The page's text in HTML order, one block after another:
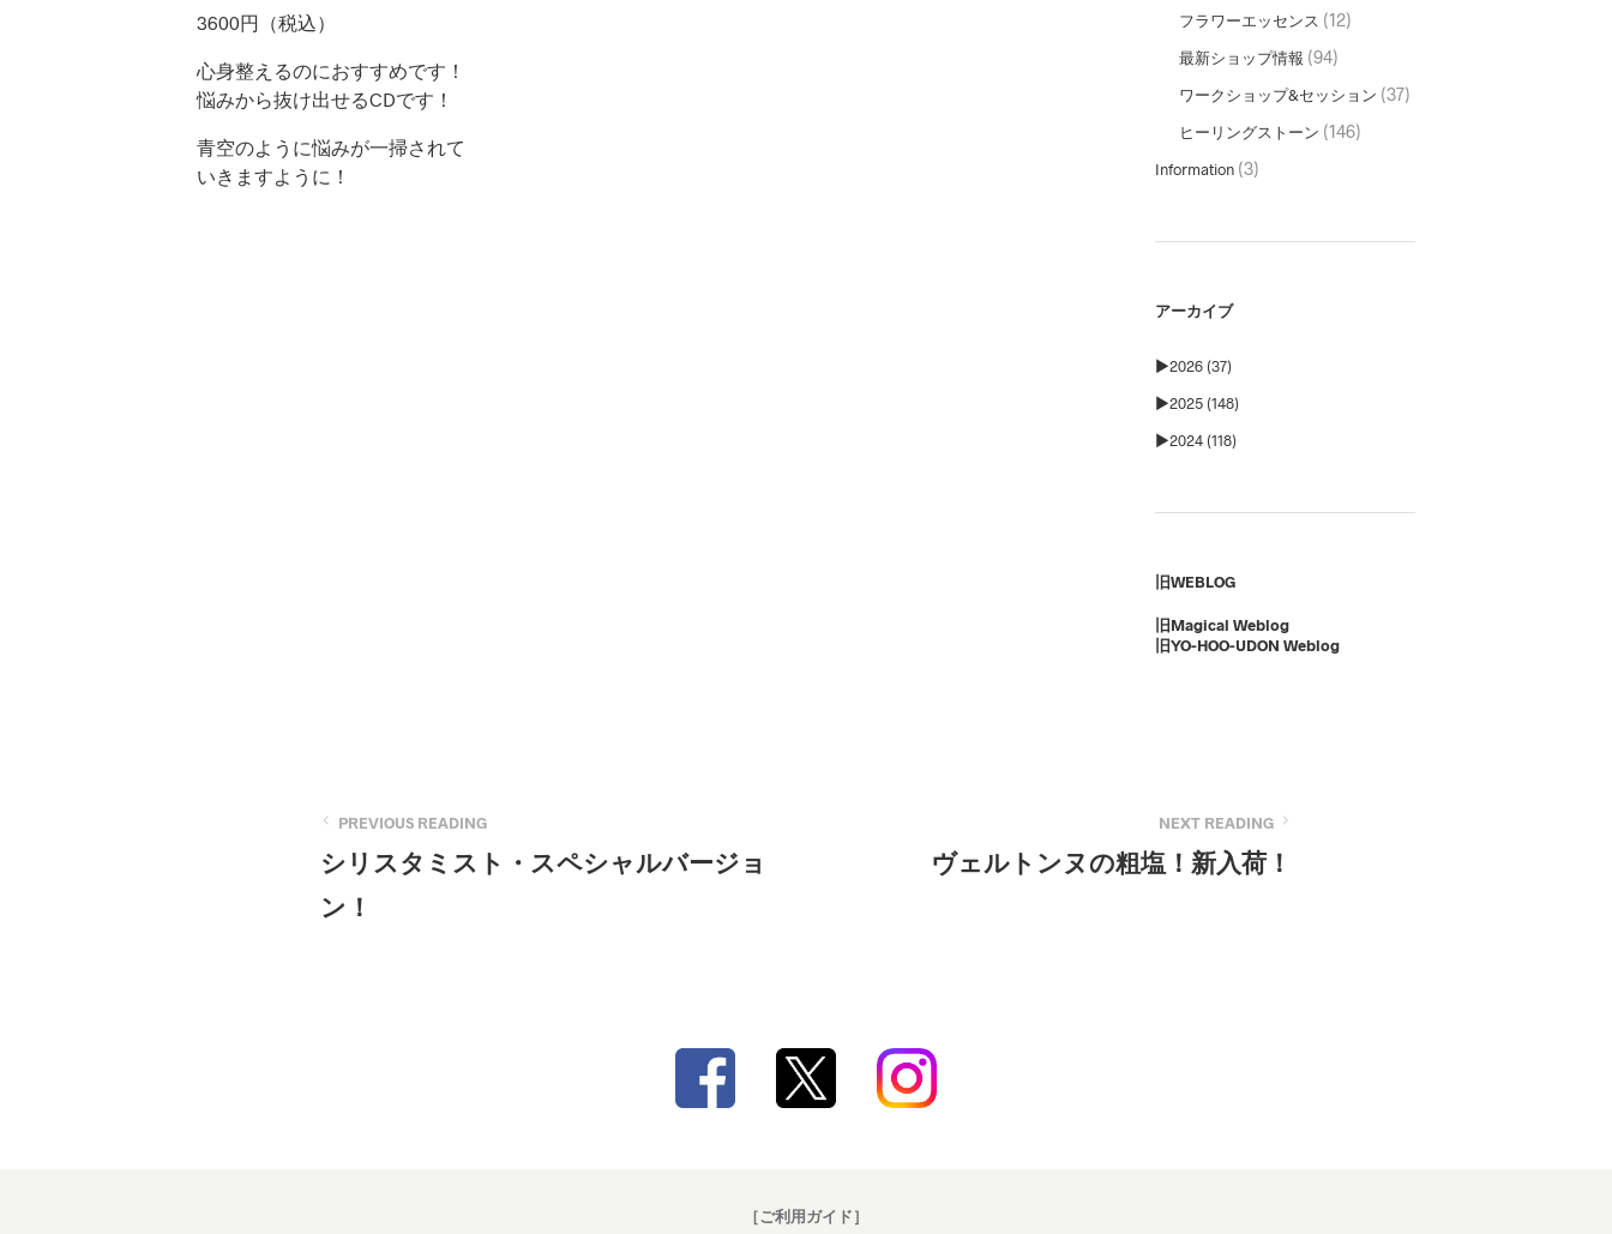
3600円（税込）
心身整えるのにおすすめです！
悩みから抜け出せるCDです！
青空のように悩みが一掃されて
いきますように！
フラワーエッセンス (12)
最新ショップ情報 (94)
ワークショップ&セッション (37)
ヒーリングストーン (146)
Information(3)
アーカイブ
►2026 (37)
►2025 (148)
►2024 (118)
旧WEBLOG
旧Magical Weblog
旧YO-HOO-UDON Weblog
PREVIOUS READING
シリスタミスト・スペシャルバージョ
ン！
NEXT READING
ヴェルトンヌの粗塩！新入荷！
［ご利用ガイド］